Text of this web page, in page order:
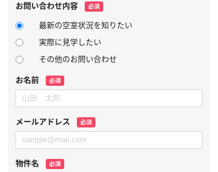
お問い合わせ内容 必須
最新の空室状況を知りたい
実際に見学したい
その他のお問い合わせ
お名前
必須
メールアドレス 必須
物件名 必須